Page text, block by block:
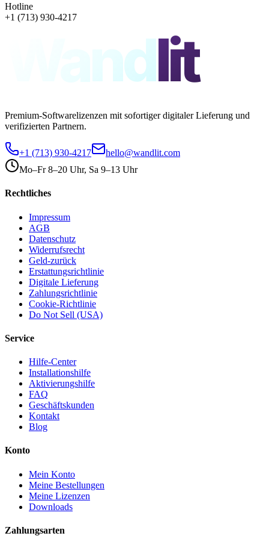
Hotline
+1 (713) 930-4217
Wandlit
Premium-Softwarelizenzen mit sofortiger digitaler Lieferung und
verifizierten Partnern.
+1 (713) 930-4217
hello@wandlit.com
Mo–Fr 8–20 Uhr, Sa 9–13 Uhr
Rechtliches
Impressum
AGB
Datenschutz
Widerrufsrecht
Geld-zurück
Erstattungsrichtlinie
Digitale Lieferung
Zahlungsrichtlinie
Cookie-Richtlinie
Do Not Sell (USA)
Service
Hilfe-Center
Installationshilfe
Aktivierungshilfe
FAQ
Geschäftskunden
Kontakt
Blog
Konto
Mein Konto
Meine Bestellungen
Meine Lizenzen
Downloads
Zahlungsarten